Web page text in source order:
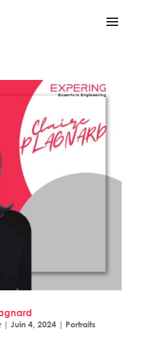
| Juin 4, 2024| Portraits